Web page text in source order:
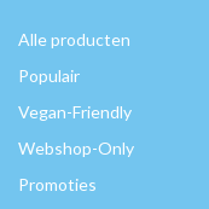
Alle producten
Populair
Vegan-Friendly
Webshop-Only
Promoties